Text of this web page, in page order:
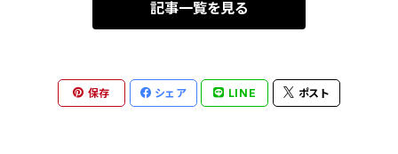
記事一覧を見る
保存 シェア LINE ポスト